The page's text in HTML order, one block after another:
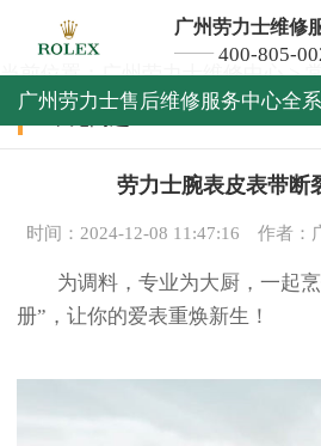
广州劳力士维修
400-805-
广州劳力士售后维修服务中心全
当前位置：广州劳力士维修中心>
常见问题
劳力士腕表皮表带断
时间：2024-12-08 11:47:16 作者：
为调料，专业为大厨，一起烹
册”，让你的爱表重焕新生！